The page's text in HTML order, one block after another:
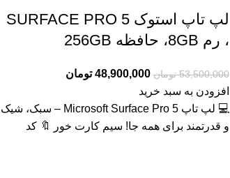
لپ تاپ استوک SURFACE PRO 5
، رم 8GB، حافظه 256GB
53,500,000 تومان 48,900,000 تومان
افزودن به سبد خرید
💻 لپ تاپ Microsoft Surface Pro 5 – سبک، شیک
و قدرتمند برای همه جا! سیم کارت خور 🔖 کد